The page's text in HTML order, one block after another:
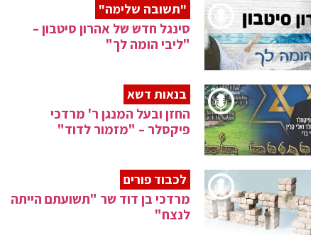
"תשובה שלימה"
סינגל חדש של אהרון סיטבון –
"ליבי הומה לך"
בנאות דשא
החזן ובעל המנגן ר' מרדכי
פיקסלר – "מזמור לדוד"
לכבוד פורים
מרדכי בן דוד שר "תשועתם הייתה
לנצח"